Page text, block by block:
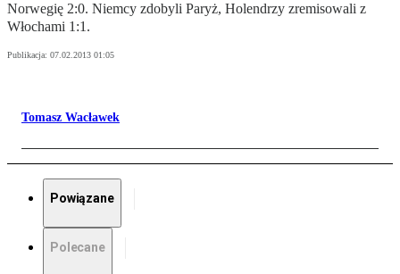
Norwegię 2:0. Niemcy zdobyli Paryż, Holendrzy zremisowali z
Włochami 1:1.
Publikacja: 07.02.2013 01:05
Tomasz Wacławek
Powiązane
Polecane